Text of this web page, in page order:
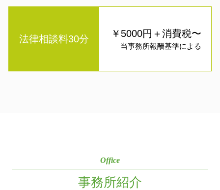
法律相談料30分 ￥5000円＋消費税〜
当事務所報酬基準による
Office
事務所紹介